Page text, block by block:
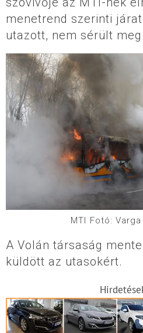
menetrend szerinti
utazott, nem sérült
MTI Fotó:
A Volán társaság
küldött az utasokért.